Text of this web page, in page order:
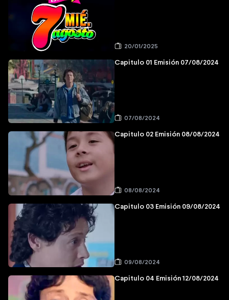
20/01/2025
Capitulo 01 Emisión 07/08/2024
07/08/2024
Capitulo 02 Emisión 08/08/2024
08/08/2024
Capitulo 03 Emisión 09/08/2024
09/08/2024
Capitulo 04 Emisión 12/08/2024